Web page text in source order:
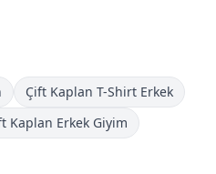
Çift Kaplan T-Shirt Erkek
Kaplan Erkek Giyim